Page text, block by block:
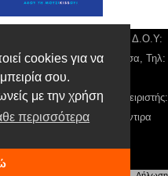
cookies για να
σου.
με την χρήση
περισσότερα
Media, ΑΦΜ: 043750542, Δ.Ο.Υ:
36 τ.κ 41222 Λάρισα, Τηλ:
Ιδιοκτήτης και Διαχειριστής:
Βασιλική, Διευθύντιρα
Φιλίππου